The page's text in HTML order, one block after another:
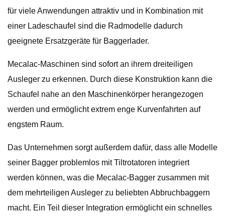
für viele Anwendungen attraktiv und in Kombination mit
einer Ladeschaufel sind die Radmodelle dadurch
geeignete Ersatzgeräte für Baggerlader.
Mecalac-Maschinen sind sofort an ihrem dreiteiligen
Ausleger zu erkennen. Durch diese Konstruktion kann die
Schaufel nahe an den Maschinenkörper herangezogen
werden und ermöglicht extrem enge Kurvenfahrten auf
engstem Raum.
Das Unternehmen sorgt außerdem dafür, dass alle Modelle
seiner Bagger problemlos mit Tiltrotatoren integriert
werden können, was die Mecalac-Bagger zusammen mit
dem mehrteiligen Ausleger zu beliebten Abbruchbaggern
macht. Ein Teil dieser Integration ermöglicht ein schnelles